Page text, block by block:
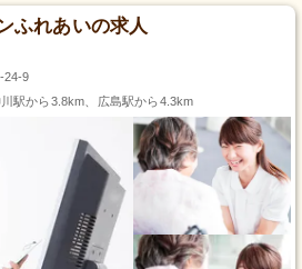
ふれあいの求人
24-9
駅から3.8km、広島駅から4.3km